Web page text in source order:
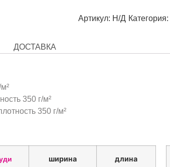
Артикул: Н/Д Категория:
ДОСТАВКА
350 г/м²
350 г/м²
ширина длина